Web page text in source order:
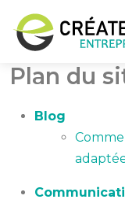
Plan du
Blog